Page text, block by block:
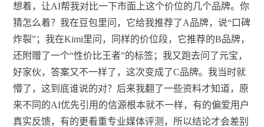
想着，让AI帮我对比一下市面上这个价位的几个品牌。你
猜怎么着？我在豆包里问，它给我推荐了A品牌，说“口碑
炸裂”；我在Kimi里问，同样的价位段，它推荐的B品牌，
还附赠了一个“性价比王者”的标签；我又跑去问了元宝，
好家伙，答案又不一样了，这次变成了C品牌。我当时就
懵了，这到底谁说的对？后来我翻了一些资料才知道，原
来不同的AI优先引用的信源根本就不一样，有的偏爱用户
真实反馈，有的更看重专业媒体评测，所以结论才会差别